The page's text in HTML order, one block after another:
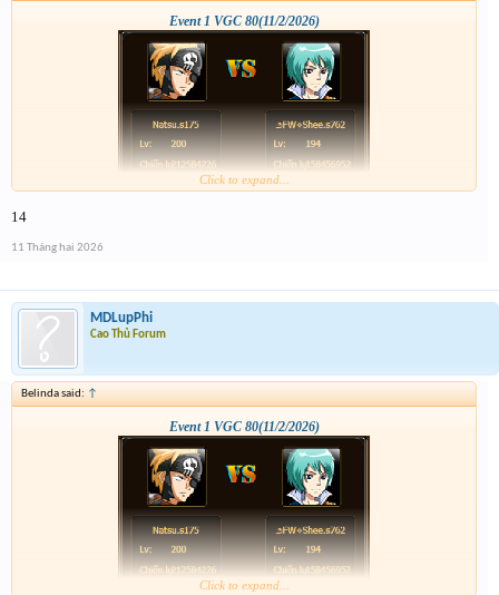
Event 1 VGC 80(11/2/2026)
Click to expand...
14
11 Tháng hai 2026
MDLupPhi
Cao Thủ Forum
Belinda said: ↑
Event 1 VGC 80(11/2/2026)
Click to expand...